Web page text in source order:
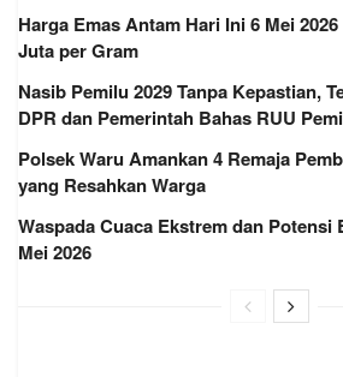
Harga Emas Antam Hari Ini 6 Mei
Juta per Gram
Nasib Pemilu 2029 Tanpa Kepastian,
DPR dan Pemerintah Bahas RUU
Polsek Waru Amankan 4 Remaja
yang Resahkan Warga
Waspada Cuaca Ekstrem dan
Mei 2026